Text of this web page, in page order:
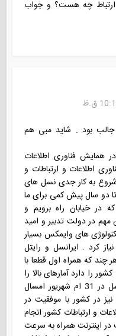
ارتباط چه هست؟ و جواب
بود . شاید مبی هم
همایش فناوری اطلاعات
اطلاعات و ارتباطات و
به کار جدی نسل های
دو سال پیش کمی برای ما
خیابان راه برویم و
مهم در دولت تدبیر و امید
های وایمکس بسیار
کرد . ایرانسل و رایتل
چند که همراه اول قطعا با
را دارد آمارهای بالا را
به خودش اختصاص می دهد . ایرانسل در 31 ام شهریور امسال
را نیز در کشور با موفقیت در
و ارتباطات کشور انجام
اینترنت همراه به سرعت